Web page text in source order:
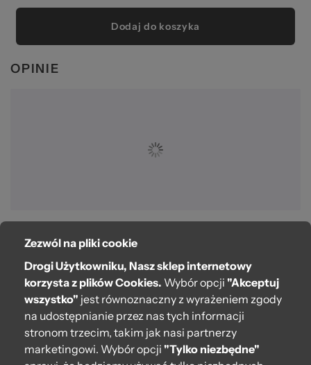
Dodaj do koszyka
OPINIE
O bag
Pomoc
Moje O bag
Kontakt
222 571 414
Zezwól na pliki cookie
Drogi Użytkowniku, Nasz sklep internetowy
korzysta z plików Cookies. Wybór opcji "Akceptuj
wszystko" jest równoznaczny z wyrażeniem zgody
na udostępnianie przez nas tych informacji
stronom trzecim, takim jak nasi partnerzy
marketingowi. Wybór opcji "Tylko niezbędne"